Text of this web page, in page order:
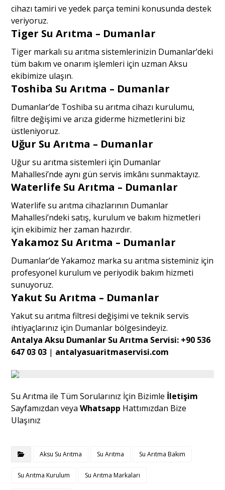
cihazı tamiri ve yedek parça temini konusunda destek
veriyoruz.
Tiger Su Arıtma – Dumanlar
Tiger markalı su arıtma sistemlerinizin Dumanlar’deki
tüm bakım ve onarım işlemleri için uzman Aksu
ekibimize ulaşın.
Toshiba Su Arıtma – Dumanlar
Dumanlar’de Toshiba su arıtma cihazı kurulumu,
filtre değişimi ve arıza giderme hizmetlerini biz
üstleniyoruz.
Uğur Su Arıtma – Dumanlar
Uğur su arıtma sistemleri için Dumanlar
Mahallesi’nde aynı gün servis imkânı sunmaktayız.
Waterlife Su Arıtma – Dumanlar
Waterlife su arıtma cihazlarının Dumanlar
Mahallesi’ndeki satış, kurulum ve bakım hizmetleri
için ekibimiz her zaman hazırdır.
Yakamoz Su Arıtma – Dumanlar
Dumanlar’de Yakamoz marka su arıtma sisteminiz için
profesyonel kurulum ve periyodik bakım hizmeti
sunuyoruz.
Yakut Su Arıtma – Dumanlar
Yakut su arıtma filtresi değişimi ve teknik servis
ihtiyaçlarınız için Dumanlar bölgesindeyiz.
Antalya Aksu Dumanlar Su Arıtma Servisi: +90 536
647 03 03 | antalyasuaritmaservisi.com
Su Arıtma ile Tüm Sorularınız İçin Bizimle İletişim
Sayfamızdan veyaWhatsapp Hattımızdan Bize
Ulaşınız
Aksu Su Arıtma Su Arıtma Su Arıtma Bakım
Su Arıtma Kurulum Su Arıtma Markaları